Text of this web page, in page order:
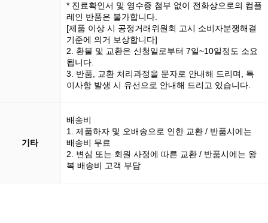
* 진료확인서 및 영수증 첨부 없이 전화상으로의 컴플
레인 반품은 불가합니다.
[제품 이상 시 공정거래위원회 고시 소비자분쟁해결
기준에 의거 보상합니다]
2. 환불 및 교환은 신청일로부터 7일~10일정도 소요
됩니다.
3. 반품, 교환 처리과정을 문자로 안내해 드리며, 특
이사항 발생 시 유선으로 안내해 드리고 있습니다.
기타
배송비
1. 제품하자 및 오배송으로 인한 교환 / 반품시에는
배송비 무료
2. 변심 또는 회원 사정에 따른 교환 / 반품시에는 왕
복 배송비 고객 부담